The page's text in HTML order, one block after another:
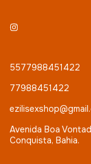
5577988451422
77988451422
Avenida Boa
Conquista, Bahia.